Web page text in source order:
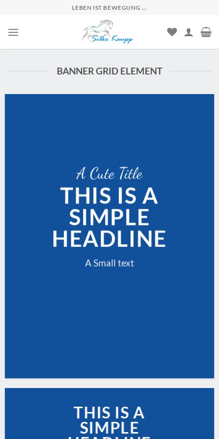
content
LEBEN IST BEWEGUNG ...
BANNER GRID ELEMENT
A Cute Title
THIS IS A
SIMPLE
HEADLINE
A Small text
THIS IS A
SIMPLE